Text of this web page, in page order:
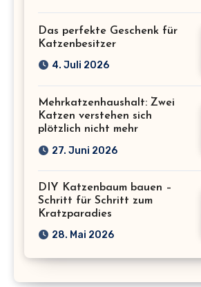
Das perfekte Geschenk für
Katzenbesitzer
4. Juli 2026
Mehrkatzenhaushalt: Zwei
Katzen verstehen sich
plötzlich nicht mehr
27. Juni 2026
DIY Katzenbaum bauen –
Schritt für Schritt zum
Kratzparadies
28. Mai 2026